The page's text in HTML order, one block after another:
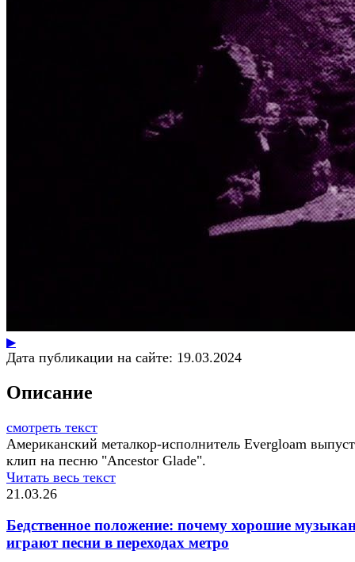
▶
Дата публикации на сайте: 19.03.2024
Описание
смотреть текст
Американский металкор-исполнитель Evergloam
клип на песню "Ancestor Glade".
Читать весь текст
21.03.26
Бедственное положение: почему хорошие
играют песни в переходах метро